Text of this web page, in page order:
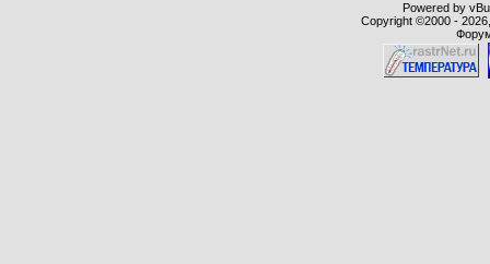
Powered by
Copyright ©2000 -